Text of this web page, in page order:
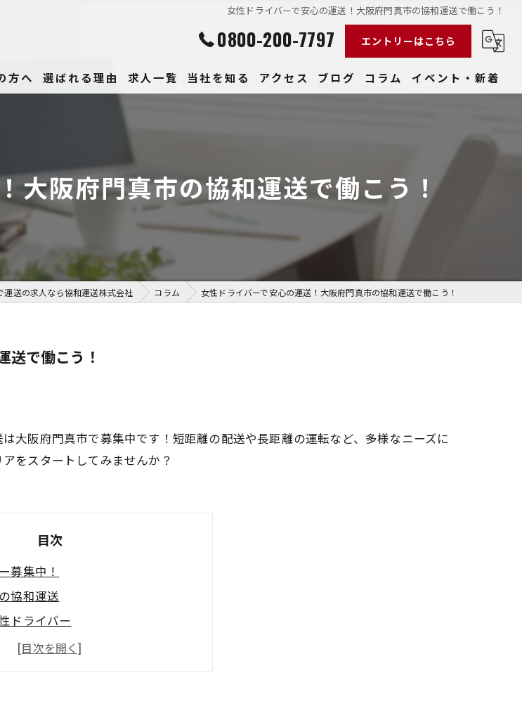
女性ドライバーで安心の運送！大阪府門真市の協和運送で働こう！
0800-200-7797 エントリーはこちら
方へ 選ばれる理由 求人一覧 当社を知る
高収入
アクセス ブログ コラム イベント・新着
大阪府門真市の協和運送で働こう！
運送の求人なら協和運送株式会社 コラム 女性ドライバーで安心の運送！大阪府門真市の協和運送で働こう！
送で働こう！
大阪府門真市で募集中です！短距離の配送や長距離の運転など、多様なニーズに
をスタートしてみませんか？
目次
募集中！
協和運送
ドライバー
に人気